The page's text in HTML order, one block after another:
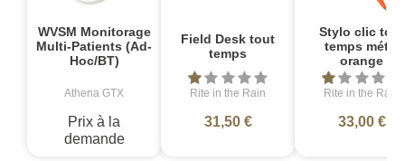
WVSM Monitorage
Multi-Patients (Ad-
Hoc/BT)
Athena GTX
Prix à la
demande
Field Desk tout
temps
Rite in the Rain
31,50 €
Stylo clic tout
temps métal
orange
Rite in the Rain
33,00 €